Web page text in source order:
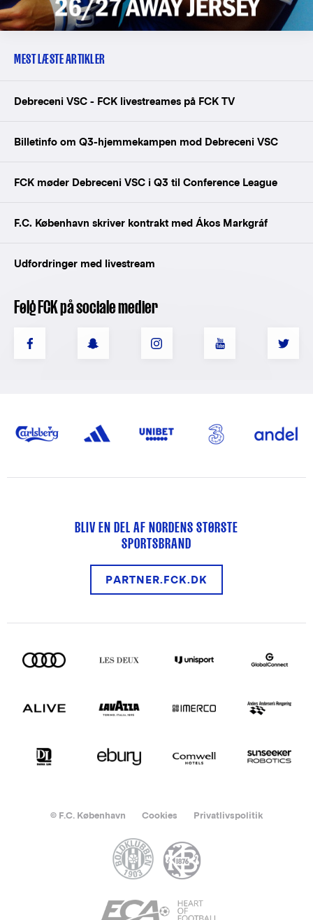
MEST LÆSTE ARTIKLER
Debreceni VSC - FCK livestreames på FCK TV
Billetinfo om Q3-hjemmekampen mod Debreceni VSC
FCK møder Debreceni VSC i Q3 til Conference League
F.C. København skriver kontrakt med Ákos Markgráf
Udfordringer med livestream
Følg FCK på sociale medier
BLIV EN DEL AF NORDENS STØRSTE
SPORTSBRAND
PARTNER.FCK.DK
© F.C. København Cookies Privatlivspolitik